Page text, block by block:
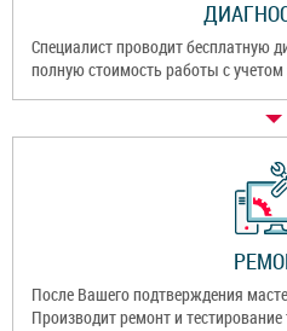
Специалист проводит бесплатную
полную стоимость работы с учетом
После Вашего подтверждения
Производит ремонт и тестирование